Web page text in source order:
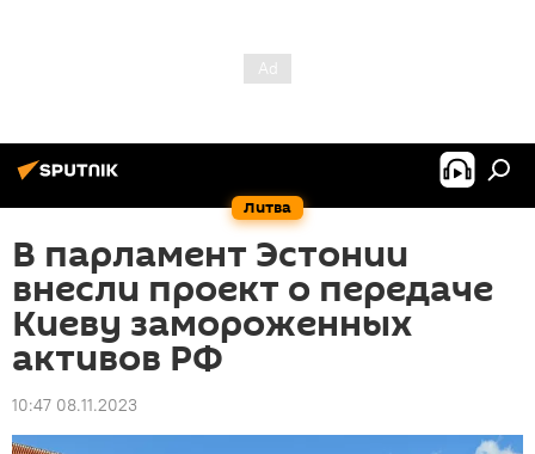
Литва
В парламент Эстонии
внесли проект о передаче
Киеву замороженных
активов РФ
10:47 08.11.2023